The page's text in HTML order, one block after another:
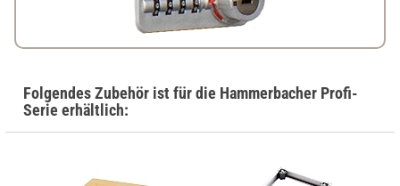
Folgendes Zubehör ist für die Hammerbacher Profi-
Serie erhältlich: